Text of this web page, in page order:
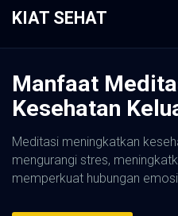
KIAT SEHAT
Manfaat
Kesehatan
Meditasi meningkatkan
mengurangi stres,
memperkuat hubungan